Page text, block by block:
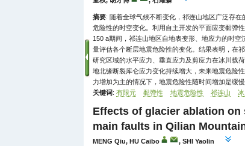
摘要: 随着全球气候不断变化，祁连山地区广泛存
危险性的时空变化。利用自主开发的平面应变黏弹
150 a期间，祁连山地区自地表变形、地应力的时
量评估各个断层地震危险性的变化。结果表明，在
研究区域的水平应力、垂直应力及剪应力在冰川载
地北缘断裂库仑应力变化持续增大，未来地震危险
力增加为主的情况下，地震危险性随时间增加是缓慢
关键词 : 有限元 黏弹性 地震危险性 祁连山 冰
Effects of glacier ablation
main faults in Qilian
MENG Qiu, HU Caibo , SHI Yaolin